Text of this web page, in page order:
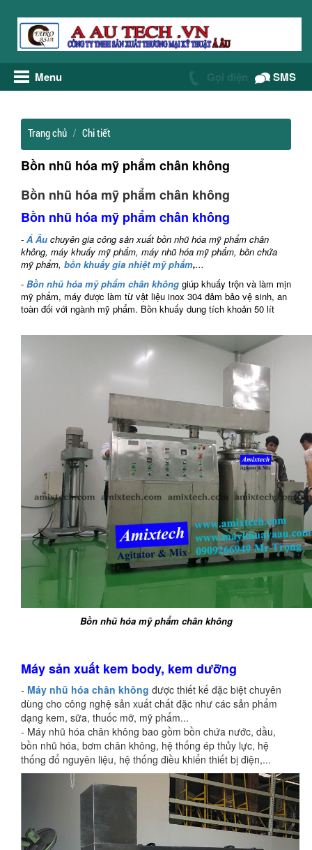
Menu Gọi điện SMS
Trang chủ Chi tiết
Bồn nhũ hóa mỹ phẩm chân không
Bồn nhũ hóa mỹ phẩm chân không
Bồn nhũ hóa mỹ phẩm chân không
- Á Âu chuyên gia công sản xuất bồn nhũ hóa mỹ phẩm chân
không, máy khuấy mỹ phẩm, máy nhũ hóa mỹ phẩm, bồn chứa
mỹ phẩm, bồn khuấy gia nhiệt mỹ phẩm,...
- Bồn nhũ hóa mỹ phẩm chân không giúp khuấy trộn và làm mịn
mỹ phẩm, máy được làm từ vật liệu inox 304 đảm bảo vệ sinh, an
toàn đối với ngành mỹ phẩm. Bồn khuấy dung tích khoản 50 lít
Bồn nhũ hóa mỹ phẩm chân không
Máy sản xuất kem body, kem dưỡng
- Máy nhũ hóa chân không được thiết kế đặc biệt chuyên
dùng cho công nghệ sản xuất chất đặc như các sản phẩm
dạng kem, sữa, thuốc mỡ, mỹ phẩm...
- Máy nhũ hóa chân không bao gồm bồn chứa nước, dầu,
bồn nhũ hóa, bơm chân không, hệ thống ép thủy lực, hệ
thống đổ nguyên liệu, hệ thống điều khiển thiết bị điện,...